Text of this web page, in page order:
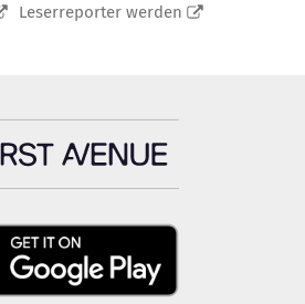
Leserreporter werden